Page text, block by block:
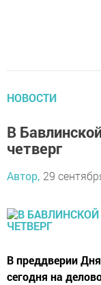
НОВОСТИ
В
четверг
Автор, 29
В преддверии
сегодня на